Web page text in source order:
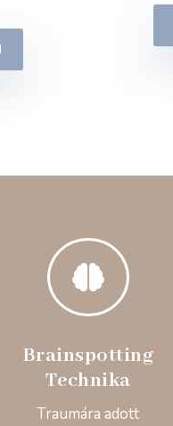

Brainspotting
Technika
Traumára adott